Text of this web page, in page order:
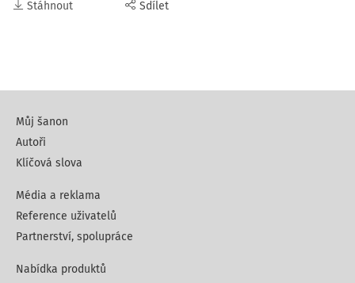
Stáhnout Sdílet
Můj šanon
Autoři
Klíčová slova
Média a reklama
Reference uživatelů
Partnerství, spolupráce
Nabídka produktů